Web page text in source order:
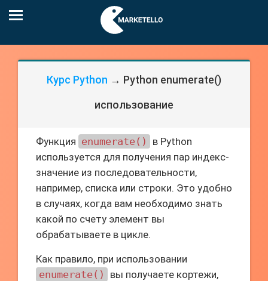
Курс Python → Python enumerate()
использование
Функция enumerate()
в Python
используется для получения пар индекс-
значение из последовательности,
например, списка или строки. Это удобно
в случаях, когда вам необходимо знать
какой по счету элемент вы
обрабатываете в цикле.
Как правило, при использовании
enumerate()
вы получаете кортежи,